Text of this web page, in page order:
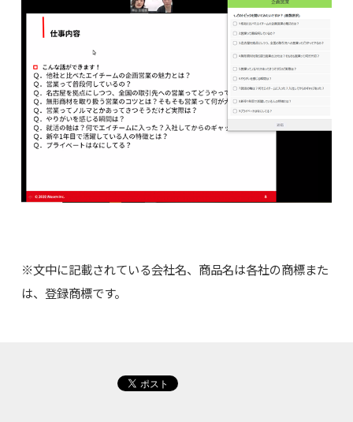
※文中に記載されている会社名、商品名は各社の商標また
は、登録商標です。